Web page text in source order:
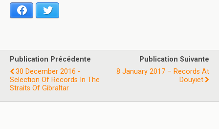
Facebook
Publication Précédente
30 December 2016 -
Selection Of Records In The
Straits Of Gibraltar
Publication Suivante
8 January 2017 – Records At
Douyiet